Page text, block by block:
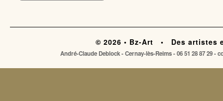
© 2026 • Bz-Art • Des artistes
André-Claude Deblock - Cernay-lès-Reims - 06 51 28 87 29 -